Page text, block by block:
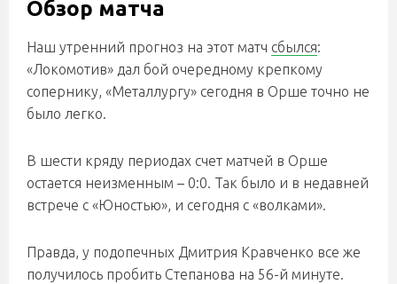
Обзор матча
Наш утренний прогноз на этот матч сбылся:
«Локомотив» дал бой очередному крепкому
сопернику, «Металлургу» сегодня в Орше точно не
было легко.
В шести кряду периодах счет матчей в Орше
остается неизменным – 0:0. Так было и в недавней
встрече с «Юностью», и сегодня с «волками».
Правда, у подопечных Дмитрия Кравченко все же
получилось пробить Степанова на 56-й минуте.